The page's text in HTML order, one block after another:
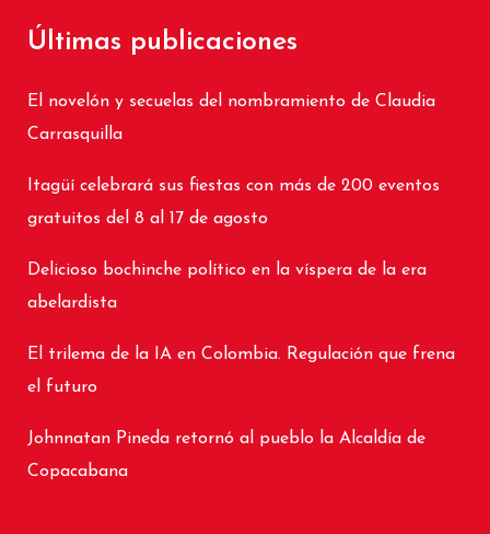
Últimas publicaciones
El novelón y secuelas del nombramiento de Claudia
Carrasquilla
Itagüí celebrará sus fiestas con más de 200 eventos
gratuitos del 8 al 17 de agosto
Delicioso bochinche político en la víspera de la era
abelardista
El trilema de la IA en Colombia. Regulación que frena
el futuro
Johnnatan Pineda retornó al pueblo la Alcaldía de
Copacabana